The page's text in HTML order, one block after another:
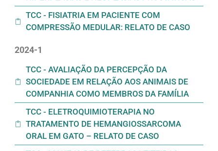
TCC - FISIATRIA EM PACIENTE COM
COMPRESSÃO MEDULAR: RELATO DE CASO
2024-1
TCC - AVALIAÇÃO DA PERCEPÇÃO DA
SOCIEDADE EM RELAÇÃO AOS ANIMAIS DE
COMPANHIA COMO MEMBROS DA FAMÍLIA
TCC - ELETROQUIMIOTERAPIA NO
TRATAMENTO DE HEMANGIOSSARCOMA
ORAL EM GATO – RELATO DE CASO